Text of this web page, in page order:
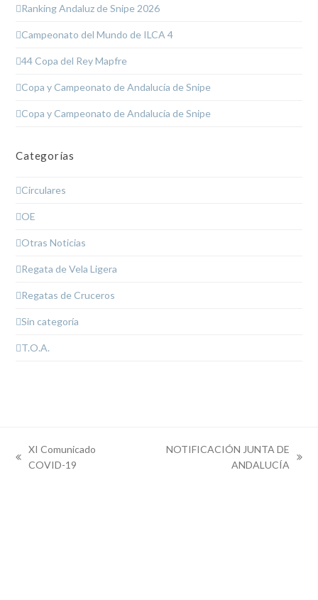
Ranking Andaluz de Snipe 2026
Campeonato del Mundo de ILCA 4
44 Copa del Rey Mapfre
Copa y Campeonato de Andalucía de Snipe
Copa y Campeonato de Andalucía de Snipe
Categorías
Circulares
OE
Otras Noticias
Regata de Vela Ligera
Regatas de Cruceros
Sin categoría
T.O.A.
previous
XI Comunicado
COVID-19
NOTIFICACIÓN JUNTA DE
ANDALUCÍA